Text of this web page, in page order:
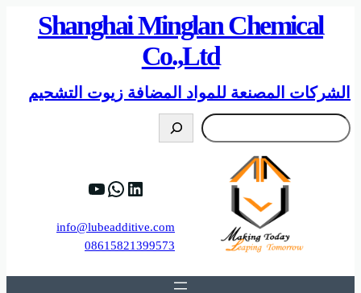
Shanghai Minglan Chemical
Co.,Ltd
الشركات المصنعة للمواد المضافة زيوت التشحيم
搜
索
https://www.linkedin.com/company/shanghai-minglan-chemical-co–ltd
info@lubeadditive.com
08615821399573